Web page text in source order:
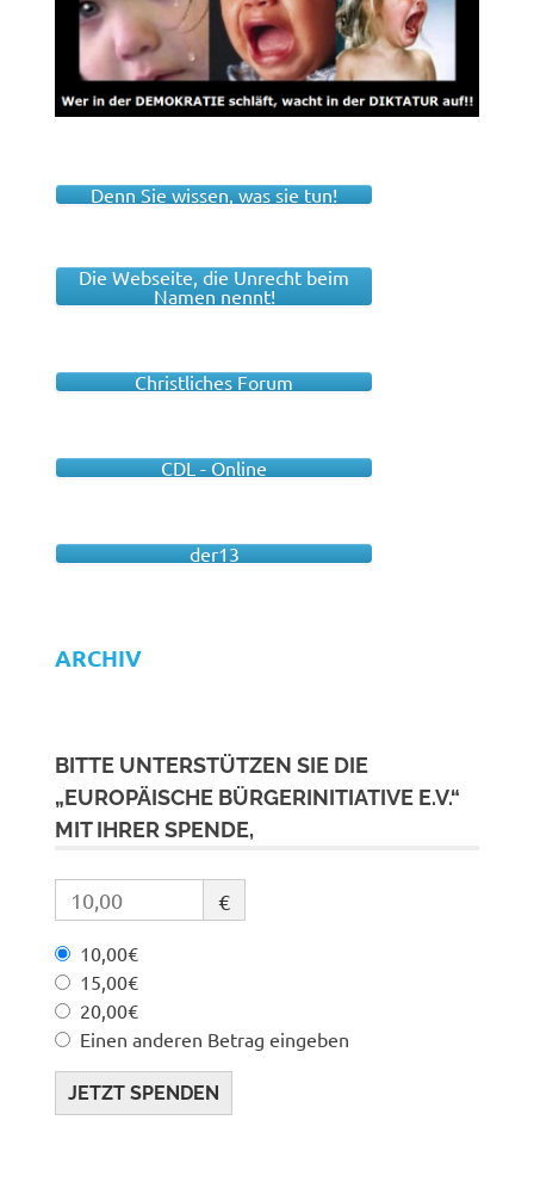
Denn Sie wissen, was sie tun!
Die Webseite, die Unrecht beim
Namen nennt!
Christliches Forum
CDL - Online
der13
ARCHIV
BITTE UNTERSTÜTZEN SIE DIE
„EUROPÄISCHE BÜRGERINITIATIVE E.V.“
MIT IHRER SPENDE,
€
10,00€
15,00€
20,00€
Einen anderen Betrag eingeben
JETZT SPENDEN